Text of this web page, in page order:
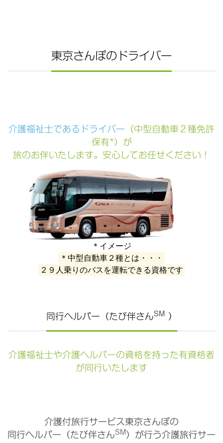
東京さんぽのドライバー
介護福祉士であるドライバー （中型自動車２種免許
保有*）が
旅のお伴いたします。安心してお任せください！
＊イメージ
＊中型自動車２種とは・・・
２９人乗りのバスを運転できる資格です
同行ヘルパー（たび伴さんSM ）
介護福祉士や介護ヘルパーの資格を持った有資格者
が同行いたします
介護付旅行サービス東京さんぽの
同行ヘルパー（たび伴さんSM ）が行う介護旅行サー